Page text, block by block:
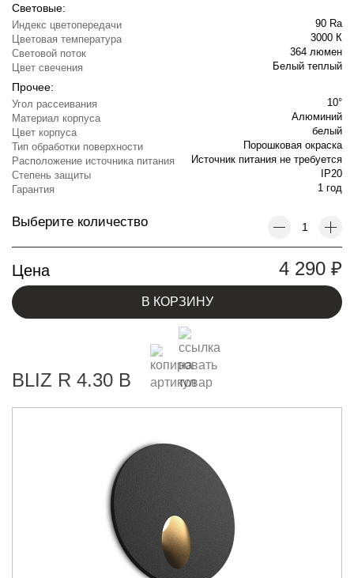
Световые:
Индекс цветопередачи
90 Ra
Цветовая температура
3000 К
Световой поток
364 люмен
Цвет свечения
Белый теплый
Прочее:
Угол рассеивания
10°
Материал корпуса
Алюминий
Цвет корпуса
белый
Тип обработки поверхности
Порошковая окраска
Расположение источника питания
Источник питания не требуется
Степень защиты
IP20
Гарантия
1 год
Выберите количество
Цена 4 290 ₽
В КОРЗИНУ
BLIZ R 4.30 B